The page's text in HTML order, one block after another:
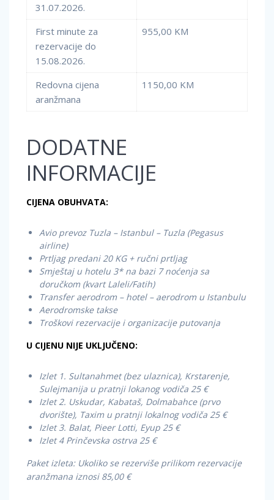
31.07.2026.
First minute za
rezervacije do
15.08.2026.
955,00 KM
Redovna cijena
aranžmana
1150,00 KM
DODATNE
INFORMACIJE
CIJENA OBUHVATA:
Avio prevoz Tuzla – Istanbul – Tuzla (Pegasus
airline)
Prtljag predani 20 KG + ručni prtljag
Smještaj u hotelu 3* na bazi 7 noćenja sa
doručkom (kvart Laleli/Fatih)
Transfer aerodrom – hotel – aerodrom u Istanbulu
Aerodromske takse
Troškovi rezervacije i organizacije putovanja
U CIJENU NIJE UKLJUČENO:
Izlet 1. Sultanahmet (bez ulaznica), Krstarenje,
Sulejmanija u pratnji lokanog vodiča 25 €
Izlet 2. Uskudar, Kabataš, Dolmabahce (prvo
dvorište), Taxim u pratnji lokalnog vodiča 25 €
Izlet 3. Balat, Pieer Lotti, Eyup 25 €
Izlet 4 Prinčevska ostrva 25 €
Paket izleta: Ukoliko se rezerviše prilikom rezervacije
aranžmana iznosi 85,00 €